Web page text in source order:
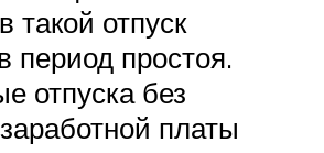
такой отпуск
период простоя.
отпуска без
платы